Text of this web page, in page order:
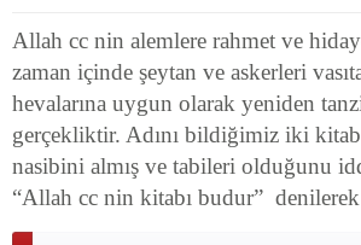
Allah cc nin alemlere rahmet ve
zaman içinde şeytan ve askerleri
hevalarına uygun olarak yeniden
gerçekliktir. Adını bildiğimiz iki
nasibini almış ve tabileri olduğunu
“Allah cc nin kitabı budur”